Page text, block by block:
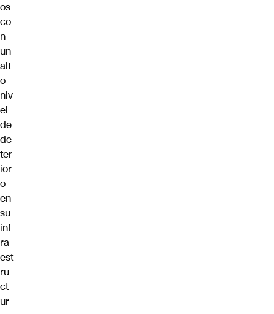
os
co
n
un
alt
o
niv
el
de
de
ter
ior
o
en
su
inf
ra
est
ru
ct
ur